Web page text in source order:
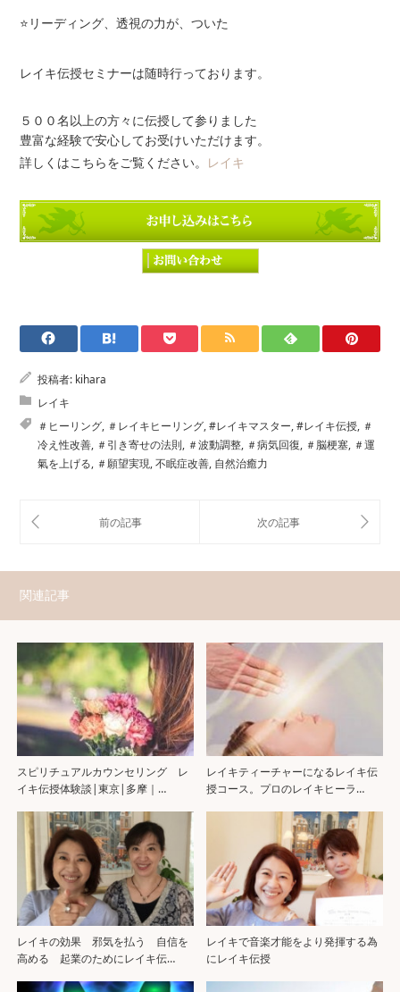
⭐️リーディング、透視の力が、ついた
レイキ伝授セミナーは随時行っております。
５００名以上の方々に伝授して参りました
豊富な経験で安心してお受けいただけます。
詳しくはこちらをご覧ください。 レイキ
投稿者: kihara
レイキ
＃ヒーリング, ＃レイキヒーリング,#レイキマスター,#レイキ伝授, ＃
冷え性改善, ＃引き寄せの法則, ＃波動調整, ＃病気回復, ＃脳梗塞, ＃運
氣を上げる, ＃願望実現,不眠症改善, 自然治癒力
関連記事
スピリチュアルカウンセリング レ
イキ伝授体験談|東京|多摩｜…
レイキティーチャーになるレイキ伝
授コース。プロのレイキヒーラ…
レイキの効果 邪気を払う 自信を
高める 起業のためにレイキ伝…
レイキで音楽才能をより発揮する為
にレイキ伝授